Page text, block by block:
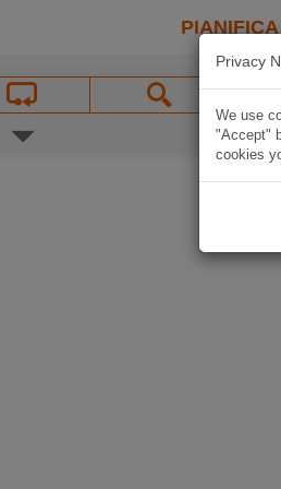
Privacy
We use
"Accept"
cookies